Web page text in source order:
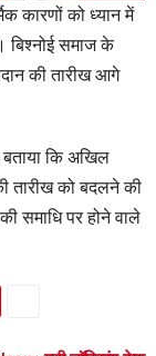
कारणों को ध्यान में
बिश्नोई समाज के
की तारीख आगे
बताया कि अखिल
तारीख को बदलने की
समाधि पर होने वाले